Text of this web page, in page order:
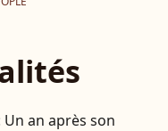
an après son